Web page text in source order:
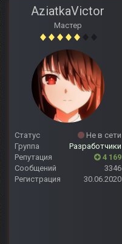
AziatkaVictor
Мастер
Статус
Не в сети
Группа
Разработчики
Репутация
4 169
Сообщений
3346
Регистрация
30.06.2020